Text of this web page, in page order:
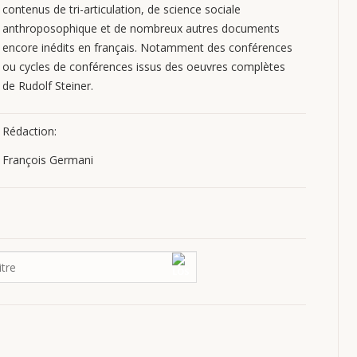
contenus de tri-articulation, de science sociale
anthroposophique et de nombreux autres documents
encore inédits en français. Notamment des conférences
ou cycles de conférences issus des oeuvres complètes
de Rudolf Steiner.
Rédaction:
François Germani